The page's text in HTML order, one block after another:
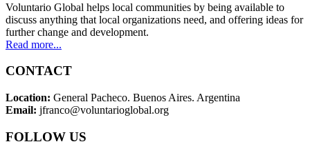
Voluntario Global helps local communities by being available to
discuss anything that local organizations need, and offering ideas for
further change and development.
Read more...
CONTACT
Location: General Pacheco. Buenos Aires. Argentina
Email: jfranco@voluntarioglobal.org
FOLLOW US